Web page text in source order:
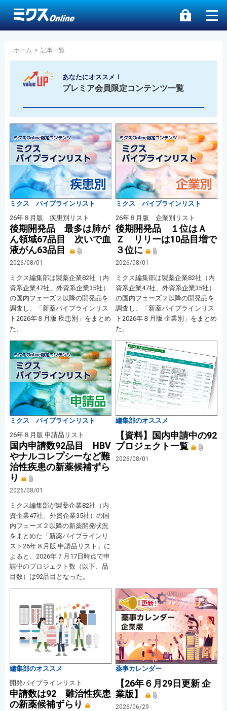
ホーム > 記事一覧
あなたにオススメ！
プレミア会員限定コンテンツ一覧
ミクス パイプラインリスト
26年８月版 疾患別リスト
後期開発品 最多は肺が
ん領域67品目 次いで血
液がん63品目
2026/08/01
ミクス編集部は製薬企業82社（内
資系企業47社、外資系企業35社）
の国内フェーズ２以降の開発品を
調査し、「新薬パイプラインリス
ト2026年８月版 疾患別」をまとめ
た。
ミクス パイプラインリスト
26年８月版 企業別リスト
後期開発品 １位はＡ
Ｚ リリーは10品目増で
３位に
2026/08/01
ミクス編集部は製薬企業82社（内
資系企業47社、外資系企業35社）
の国内フェーズ２以降の開発品を
調査し、「新薬パイプラインリス
ト2026年８月版 企業別」をまとめ
た。
ミクス パイプラインリスト
26年８月版 申請品リスト
国内申請数92品目 HBV
やナルコレプシーなど難
治性疾患の新薬候補ずら
り
2026/08/01
ミクス編集部が製薬企業82社（内
資企業47社、外資企業35社）の国
内フェーズ２以降の新薬開発状況
をまとめた「新薬パイプラインリ
スト26年８月版 申請品リスト」に
よると、2026年７月17日時点で申
請中のプロジェクト数（以下、品
目数）は92品目となった。
編集部のオススメ
【資料】国内申請中の92
プロジェクト一覧
2026/08/01
編集部のオススメ
開発パイプラインリスト
申請数は92 難治性疾患
の新薬候補ずらり
薬事カレンダー
【26年６月29日更新 企
業版】
2026/06/29